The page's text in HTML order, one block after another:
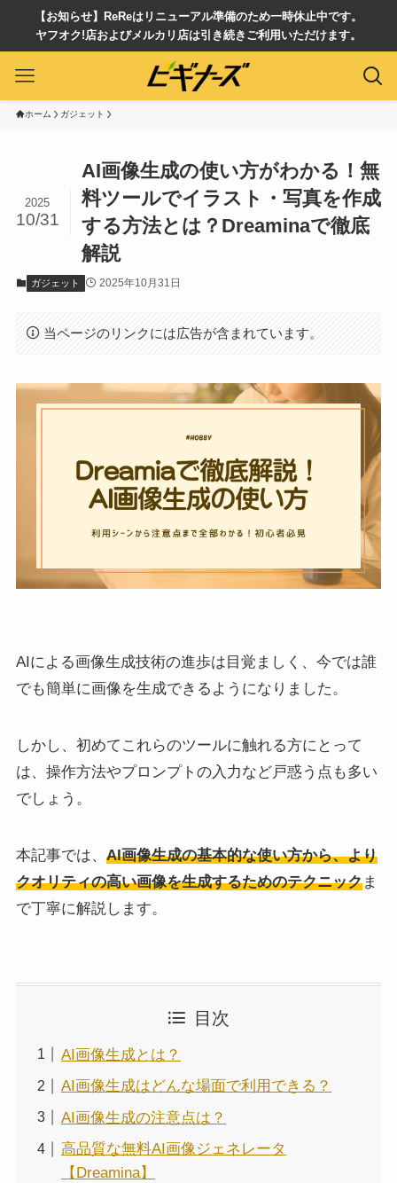
【お知らせ】ReReはリニューアル準備のため一時休止中です。
ヤフオク!店およびメルカリ店は引き続きご利用いただけます。
ホーム ガジェット
AI画像生成の使い方がわかる！無
料ツールでイラスト・写真を作成
する方法とは？Dreaminaで徹底
解説
2025
10/31
ガジェット 2025年10月31日
当ページのリンクには広告が含まれています。
AIによる画像生成技術の進歩は目覚ましく、今では誰
でも簡単に画像を生成できるようになりました。
しかし、初めてこれらのツールに触れる方にとって
は、操作方法やプロンプトの入力など戸惑う点も多い
でしょう。
本記事では、 AI画像生成の基本的な使い方から、より
クオリティの高い画像を生成するためのテクニックま
で丁寧に解説します。
目次
AI画像生成とは？
AI画像生成はどんな場面で利用できる？
AI画像生成の注意点は？
高品質な無料AI画像ジェネレータ
【Dreamina】